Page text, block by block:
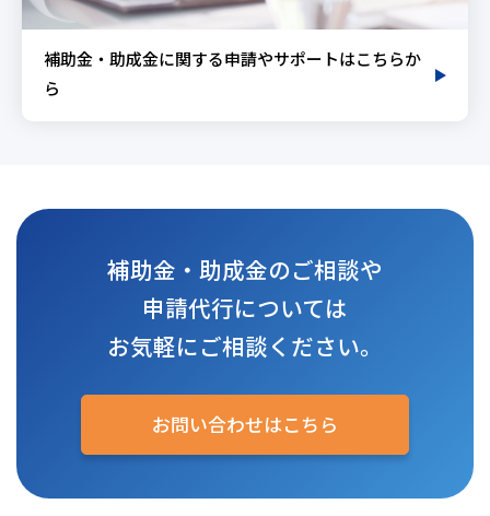
補助金・助成金に関する申請やサポートはこちらか
ら
補助金・助成金のご相談や
申請代行については
お気軽にご相談ください。
お問い合わせはこちら